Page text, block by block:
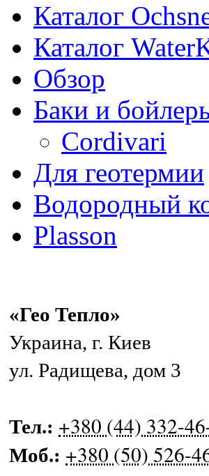
Каталог
Каталог
Обзор
Баки и
Cordivari
Для геотермии
Водородный
Plasson
«Гео Тепло»
Украина, г. Киев
ул. Радищева, дом 3
Тел.: +380 (44) 332-
Моб.: +380 (50) 526-